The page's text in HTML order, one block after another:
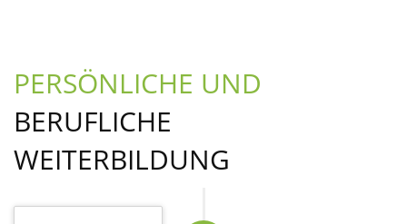
PERSÖNLICHE UND
BERUFLICHE
WEITERBILDUNG